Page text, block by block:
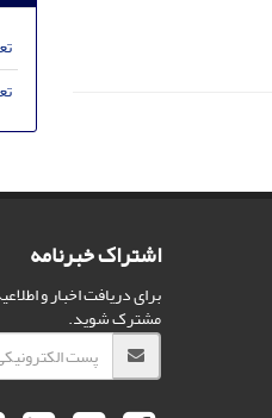
اشتراک خبرنامه
برای دریافت اخبار و
مشترک شوید.